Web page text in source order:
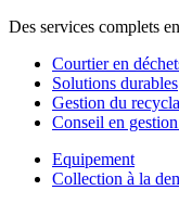
Des services complets
Courtier en
Solutions durables
Gestion du
Conseil en
Equipement
Collection à la